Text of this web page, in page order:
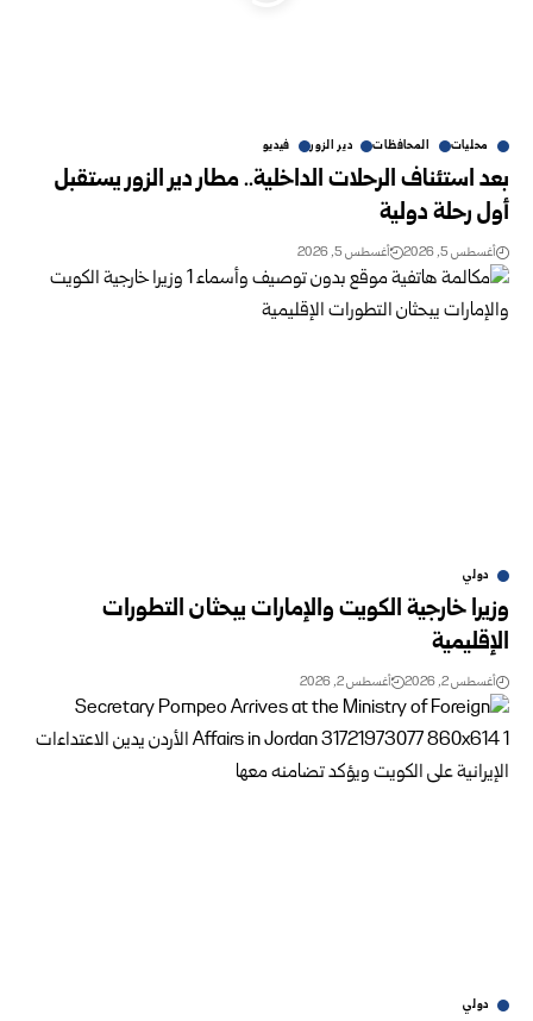
محليات المحافظات دير الزور فيديو
بعد استئناف الرحلات الداخلية.. مطار دير الزور يستقبل
أول رحلة دولية
أغسطس 5, 2026 أغسطس 5, 2026
دولي
وزيرا خارجية الكويت والإمارات يبحثان التطورات
الإقليمية
أغسطس 2, 2026 أغسطس 2, 2026
دولي